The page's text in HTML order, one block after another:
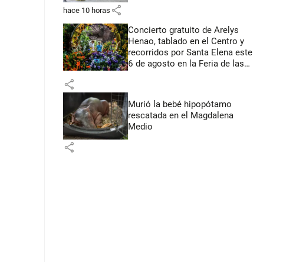
hace 10 horas share
Concierto gratuito de Arelys
Henao, tablado en el Centro y
recorridos por Santa Elena este
6 de agosto en la Feria de las
share
Murió la bebé hipopótamo
rescatada en el Magdalena
Medio
share